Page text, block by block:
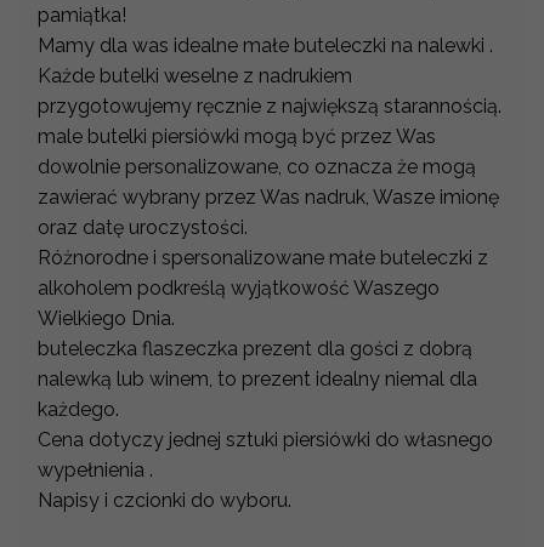
pamiątka!
Mamy dla was idealne małe buteleczki na nalewki .
Każde butelki weselne z nadrukiem
przygotowujemy ręcznie z największą starannością.
male butelki piersiówki mogą być przez Was
dowolnie personalizowane, co oznacza że mogą
zawierać wybrany przez Was nadruk, Wasze imionę
oraz datę uroczystości.
Różnorodne i spersonalizowane małe buteleczki z
alkoholem podkreślą wyjątkowość Waszego
Wielkiego Dnia.
buteleczka flaszeczka prezent dla gości z dobrą
nalewką lub winem, to prezent idealny niemal dla
każdego.
Cena dotyczy jednej sztuki piersiówki do własnego
wypełnienia .
Napisy i czcionki do wyboru.